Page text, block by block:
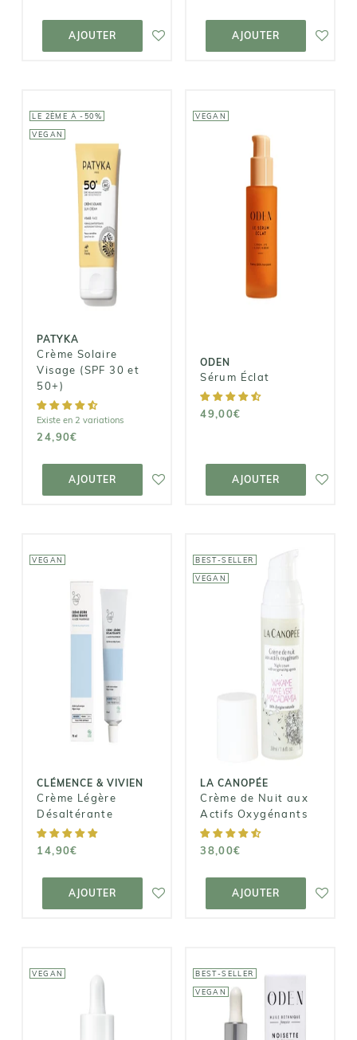
AJOUTER
AJOUTER AU
PANIER
AJOUTER
AJOUTER AU
PANIER
LE 2ÈME À -50%
VEGAN
PATYKA
Crème Solaire
Visage (SPF 30 et
50+)
Existe en 2 variations
24,90€
AJOUTER
PATYKA
Crème Solaire
Visage (SPF 30
AJOUTER AU
PANIER
VEGAN
ODEN
Sérum Éclat
49,00€
AJOUTER
ODEN
Sérum Éclat
49,00€
AJOUTER AU
PANIER
VEGAN
CLÉMENCE & VIVIEN
Crème Légère
Désaltérante
14,90€
AJOUTER
CLÉMENCE &
Crème Légère
Désaltérante
14,90€
AJOUTER AU
PANIER
BEST-SELLER
VEGAN
LA CANOPÉE
Crème de Nuit aux
Actifs Oxygénants
38,00€
AJOUTER
LA CANOPÉE
Crème de Nuit
aux Actifs
Oxygénants
38,00€
AJOUTER AU
PANIER
VEGAN BEST-SELLER
VEGAN